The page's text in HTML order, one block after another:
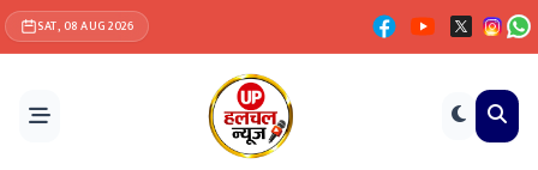
SAT, 08 AUG 2026